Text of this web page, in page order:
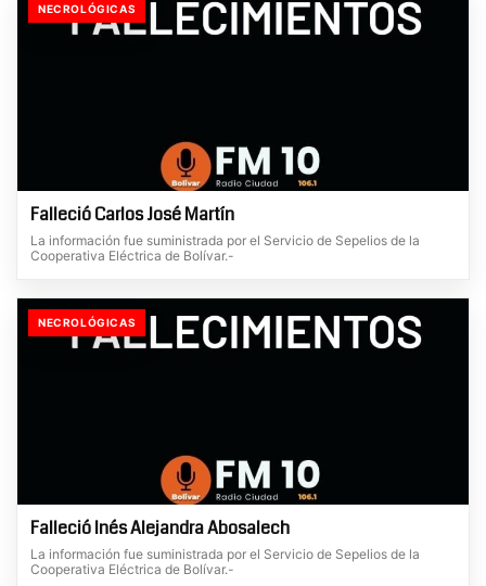
NECROLÓGICAS
Falleció Carlos José Martín
La información fue suministrada por el Servicio de Sepelios de la
Cooperativa Eléctrica de Bolívar.-
NECROLÓGICAS
Falleció Inés Alejandra Abosalech
La información fue suministrada por el Servicio de Sepelios de la
Cooperativa Eléctrica de Bolívar.-